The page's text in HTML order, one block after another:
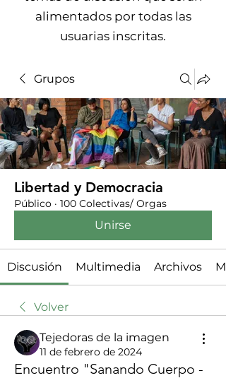
alimentados por todas las
usuarias inscritas.
Grupos
Libertad y Democracia
Público · 100 Colectivas/ Orgas
Unirse
Discusión Multimedia Archivos
Volver
Tejedoras de la imagen
11 de febrero de 2024
Encuentro "Sanando Cuerpo -